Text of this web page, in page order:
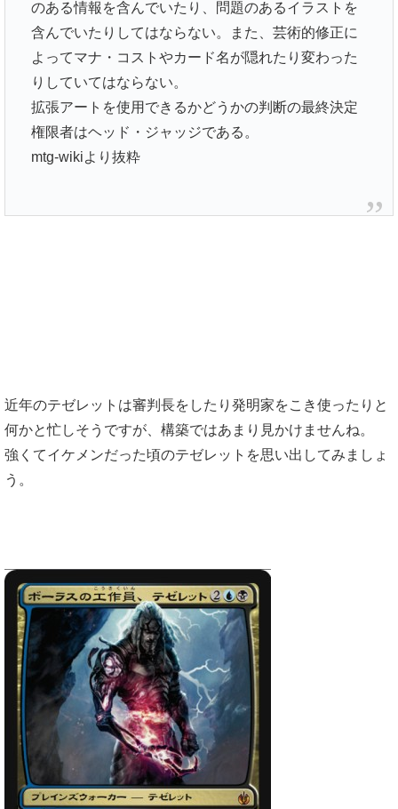
のある情報を含んでいたり、問題のあるイラストを
含んでいたりしてはならない。また、芸術的修正に
よってマナ・コストやカード名が隠れたり変わった
りしていてはならない。
拡張アートを使用できるかどうかの判断の最終決定
権限者はヘッド・ジャッジである。
mtg-wikiより抜粋
近年のテゼレットは審判長をしたり発明家をこき使ったりと
何かと忙しそうですが、構築ではあまり見かけませんね。
強くてイケメンだった頃のテゼレットを思い出してみましょ
う。